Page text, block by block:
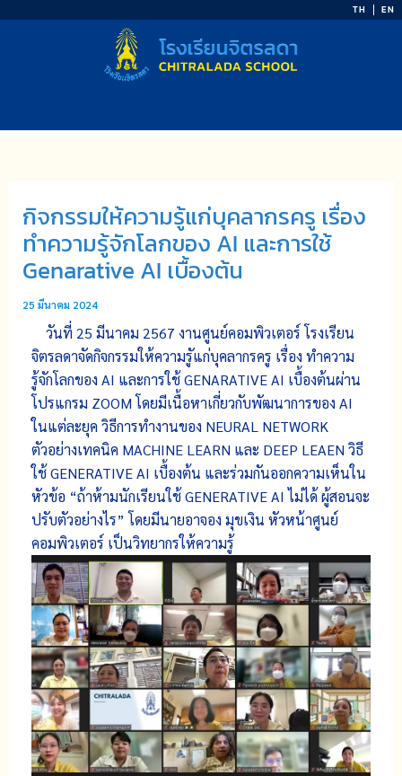
TH EN
กิจกรรมให้ความรู้แก่บุคลากรครู เรื่อง
ทำความรู้จักโลกของ AI และการใช้
Genarative AI เบื้องต้น
25 มีนาคม 2024
วันที่ 25 มีนาคม 2567 งานศูนย์คอมพิวเตอร์ โรงเรียน
จิตรลดาจัดกิจกรรมให้ความรูัแก่บุคลากรครู เรื่อง ทำความ
รู้จักโลกของ AI และการใช้ GENARATIVE AI เบื้องต้นผ่าน
โปรแกรม ZOOM โดยมีเนื้อหาเกี่ยวกับพัฒนาการของ AI
ในแต่ละยุค วิธีการทำงานของ NEURAL NETWORK
ตัวอย่างเทคนิค MACHINE LEARN และ DEEP LEAEN วิธี
ใช้ GENERATIVE AI เบื้องต้น และร่วมกันออกความเห็นใน
หัวข้อ “ถ้าห้ามนักเรียนใช้ GENERATIVE AI ไม่ได้ ผู้สอนจะ
ปรับตัวอย่างไร” โดยมีนายอาจอง มุขเงิน หัวหน้าศูนย์
คอมพิวเตอร์ เป็นวิทยากรให้ความรู้